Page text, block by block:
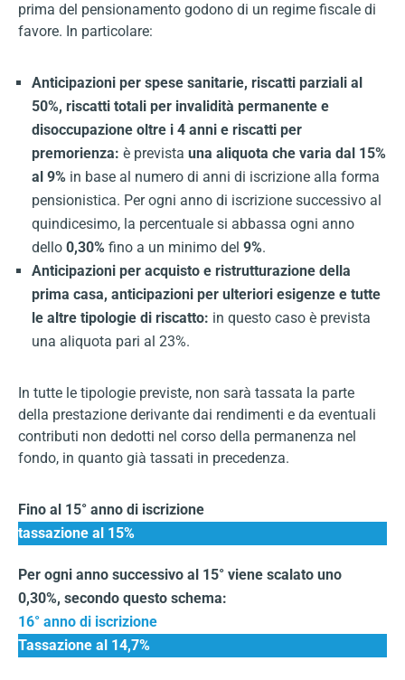
prima del pensionamento godono di un regime fiscale di
favore. In particolare:
Anticipazioni per spese sanitarie, riscatti parziali al
50%, riscatti totali per invalidità permanente e
disoccupazione oltre i 4 anni e riscatti per
premorienza: è prevista una aliquota che varia dal 15%
al 9% in base al numero di anni di iscrizione alla forma
pensionistica. Per ogni anno di iscrizione successivo al
quindicesimo, la percentuale si abbassa ogni anno
dello 0,30% fino a un minimo del 9%.
Anticipazioni per acquisto e ristrutturazione della
prima casa, anticipazioni per ulteriori esigenze e tutte
le altre tipologie di riscatto: in questo caso è prevista
una aliquota pari al 23%.
In tutte le tipologie previste, non sarà tassata la parte
della prestazione derivante dai rendimenti e da eventuali
contributi non dedotti nel corso della permanenza nel
fondo, in quanto già tassati in precedenza.
Fino al 15° anno di iscrizione
tassazione al 15%
Per ogni anno successivo al 15° viene scalato uno
0,30%, secondo questo schema:
16° anno di iscrizione
Tassazione al 14,7%